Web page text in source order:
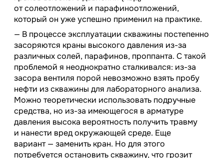
от солеотложений и парафиноотложений,
который он уже успешно применил на практике.
— В процессе эксплуатации скважины постепенно
засоряются краны высокого давления из-за
различных солей, парафинов, проппанта. С такой
проблемой я неоднократно сталкивался: из-за
засора вентиля порой невозможно взять пробу
нефти из скважины для лабораторного анализа.
Можно теоретически использовать подручные
средства, но из-за имеющегося в арматуре
давления высока вероятность получить травму
и нанести вред окружающей среде. Еще
вариант — заменить кран. Но для этого
потребуется остановить скважину, что грозит